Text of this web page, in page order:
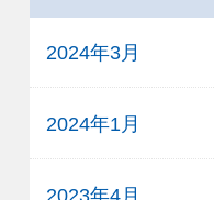
2024年3月
2024年1月
2023年4月